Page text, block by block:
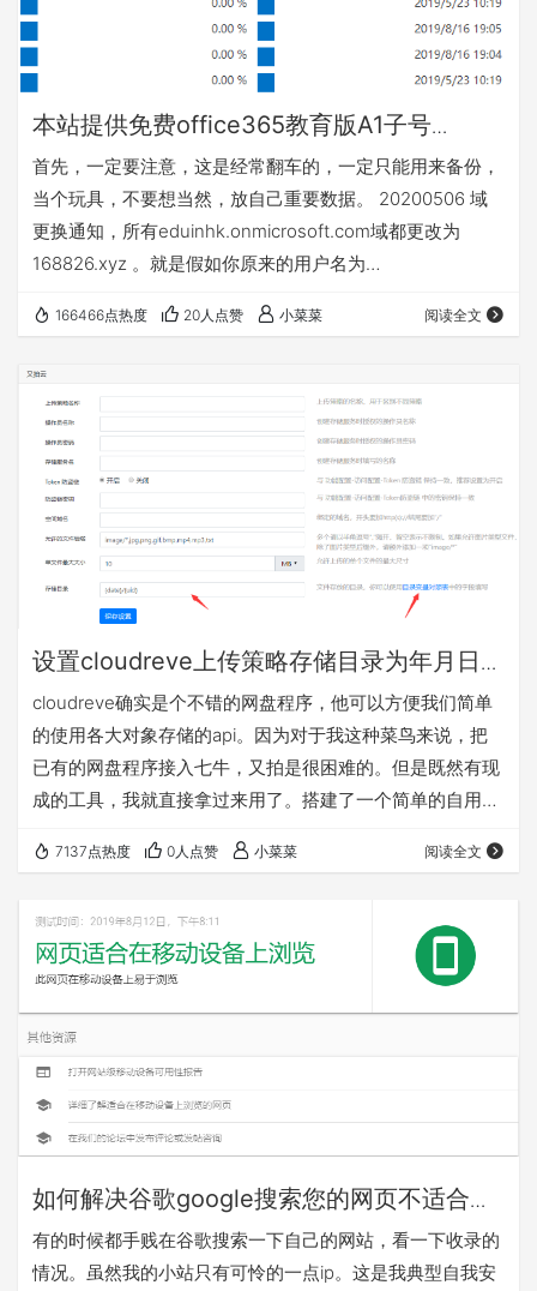
本站提供免费office365教育版A1子号
（5Tonedrive网盘），可以自助申请
首先，一定要注意，这是经常翻车的，一定只能用来备份，
当个玩具，不要想当然，放自己重要数据。 20200506 域
更换通知，所有eduinhk.onmicrosoft.com域都更改为
168826.xyz 。就是假如你原来的用户名为
abc@168826.xyz。但是原来用户名
网站页面登录别名仍然可以的登录，但是你以前配置的客户
端等（比如raidrive）可能会失效,需要…
166466点热度 20人点赞 小菜菜 阅读全文
设置cloudreve上传策略存储目录为年月日分
层目录
cloudreve确实是个不错的网盘程序，他可以方便我们简单
的使用各大对象存储的api。因为对于我这种菜鸟来说，把
已有的网盘程序接入七牛，又拍是很困难的。但是既然有现
成的工具，我就直接拿过来用了。搭建了一个简单的自用网
这个程序上传策略的存储目录有些让我感觉难受，它是设置
如下 就是我们如果用时间做目录的话，就只能使用年月日，
或者年月日时分秒的情况。这样就会是一天一个文件夹，对
7137点热度 0人点赞 小菜菜 阅读全文
如何解决谷歌google搜索您的网页不适合在
移动设备上浏览
有的时候都手贱在谷歌搜索一下自己的网站，看一下收录的
情况。虽然我的小站只有可怜的一点ip。这是我典型自我安